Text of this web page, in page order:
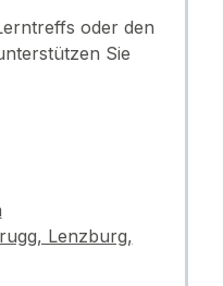
oder den
Sie
Lenzburg,